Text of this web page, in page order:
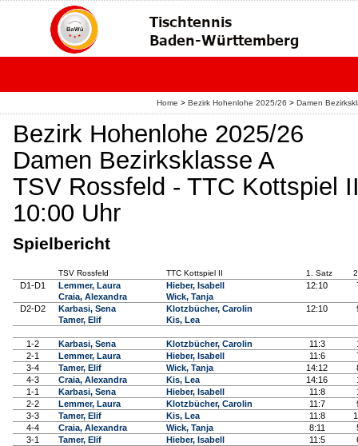
Home > Bezirk Hohenlohe 2025/26 > Damen
Bezirk Hohenlohe 2025/26
Damen Bezirksklasse A
TSV Rossfeld - TTC Kottspiel
10:00 Uhr
Spielbericht
TSV Rossfeld TTC Kottspiel II 1. Satz
D1-D1
Lemmer, Laura
Craia, Alexandra
Hieber, Isabell
Wick, Tanja
12:10
D2-D2
Karbasi, Sena
Tamer, Elif
Klotzbücher, Carolin
Kis, Lea
12:10
1-2 Karbasi, Sena Klotzbücher, Carolin 11:3
2-1
Lemmer, Laura Hieber, Isabell 11:6
3-4
Tamer, Elif Wick, Tanja 14:12
4-3
Craia, Alexandra Kis, Lea 14:16
1-1
Karbasi, Sena Hieber, Isabell 11:8
2-2
Lemmer, Laura Klotzbücher, Carolin 11:7
3-3
Tamer, Elif Kis, Lea 11:8
4-4
Craia, Alexandra Wick, Tanja 8:11
3-1
Tamer, Elif Hieber, Isabell 11:5